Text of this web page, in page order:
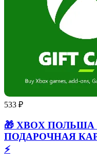
533 ₽
🎁 XBOX ПОЛЬША
ПОДАРОЧНАЯ
⚡